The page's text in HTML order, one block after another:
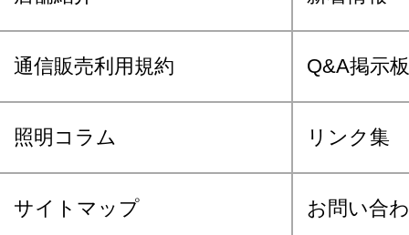
通信販売利用規約 Q&A掲示板
照明コラム リンク集
サイトマップ お問い合